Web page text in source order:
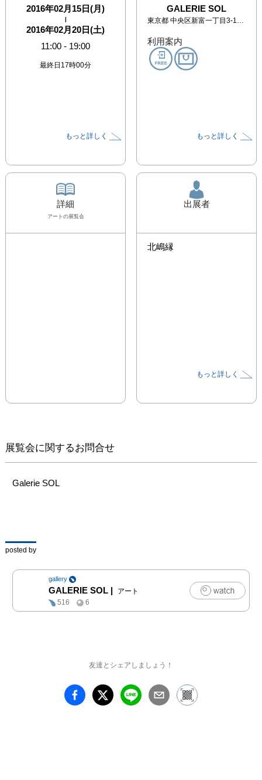
2016年02月15日(月)
|
2016年02月20日(土)
11:00 - 19:00
最終日17時00分
もっと詳しく
GALERIE SOL
東京都 中央区新富一丁目3-11 銀座BLD. No.1 3階
利用案内
もっと詳しく
詳細
アート の展覧会
出展者
北嶋縁
もっと詳しく
展覧会に関するお問合せ
Galerie SOL
posted by
gallery
GALERIE SOL |
アート
516
6
友達とシェアしましょう！